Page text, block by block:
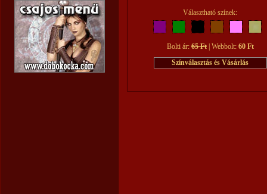
Választható színek:
Bolti ár: 65 Ft | Webbolt: 60 Ft